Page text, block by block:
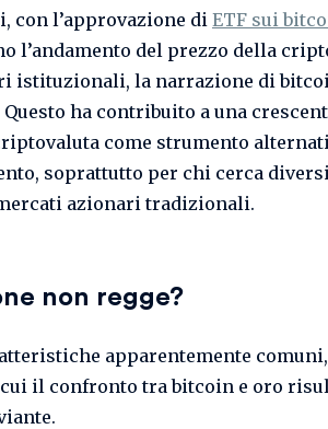
con l’approvazione diETF sui
l’andamento del prezzo della
istituzionali, la narrazione di
ha contribuito a una
come strumento
soprattutto per chi cerca
azionari tradizionali.
non regge?
apparentemente
il confronto tra bitcoin e oro